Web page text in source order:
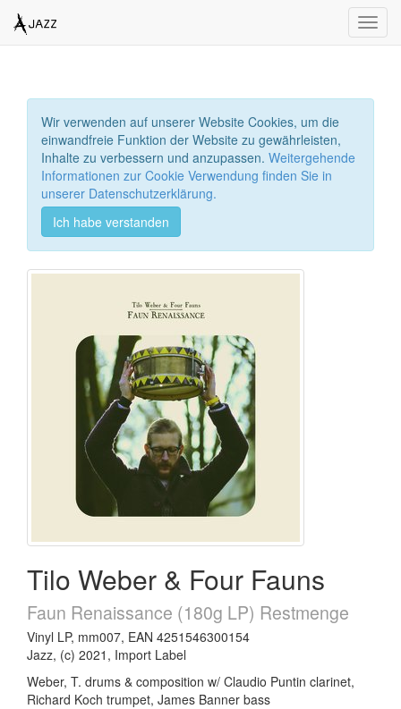
Wir verwenden auf unserer Website Cookies, um die
einwandfreie Funktion der Website zu gewährleisten,
Inhalte zu verbessern und anzupassen. Weitergehende
Informationen zur Cookie Verwendung finden Sie in
unserer Datenschutzerklärung.
Ich habe verstanden
Tilo Weber & Four Fauns
Faun Renaissance (180g LP) Restmenge
Vinyl LP, mm007, EAN 4251546300154
Jazz, (c) 2021, Import Label
Weber, T. drums & composition w/ Claudio Puntin clarinet,
Richard Koch trumpet, James Banner bass